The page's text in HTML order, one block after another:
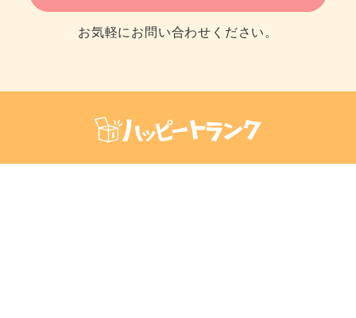
お気軽にお問い合わせください。